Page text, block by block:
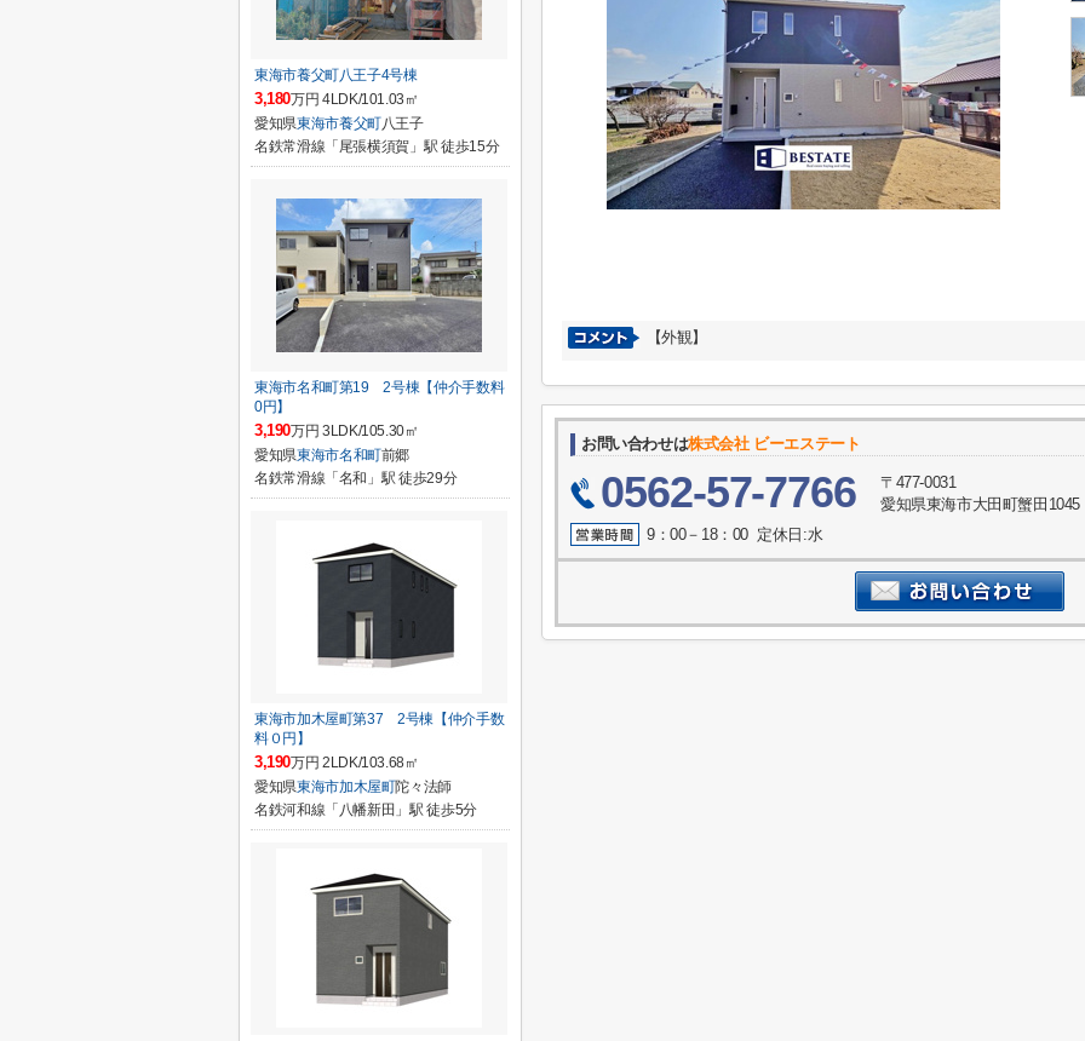
【外観】
お問い合わせは株式会社 ビーエステート
0562-57-7766
〒477-0031
愛知県東海市大田町蟹田1045
9：00－18：00 定休日:水
東海市養父町八王子4号棟
3,180万円 4LDK/101.03㎡
愛知県東海市養父町八王子
名鉄常滑線「尾張横須賀」駅 徒歩15分
東海市名和町第19 2号棟【仲介手数料
0円】
3,190万円 3LDK/105.30㎡
愛知県東海市名和町前郷
名鉄常滑線「名和」駅 徒歩29分
東海市加木屋町第37 2号棟【仲介手数
料０円】
3,190万円 2LDK/103.68㎡
愛知県東海市加木屋町陀々法師
名鉄河和線「八幡新田」駅 徒歩5分